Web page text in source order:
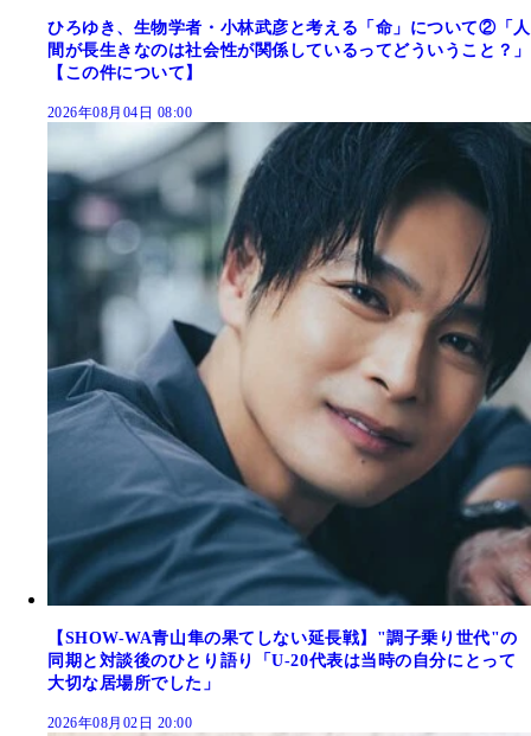
ひろゆき、生物学者・小林武彦と考える「命」について②「人
間が長生きなのは社会性が関係しているってどういうこと？」
【この件について】
2026年08月04日 08:00
【SHOW-WA青山隼の果てしない延長戦】"調子乗り世代"の
同期と対談後のひとり語り「U-20代表は当時の自分にとって
大切な居場所でした」
2026年08月02日 20:00